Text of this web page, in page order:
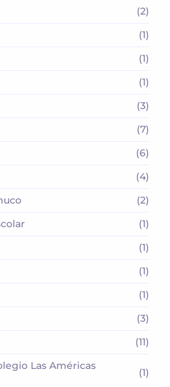
(2)
(1)
(1)
(1)
(3)
(7)
(6)
(4)
(2)
(1)
(1)
(1)
(1)
(3)
(11)
Las Américas
(1)